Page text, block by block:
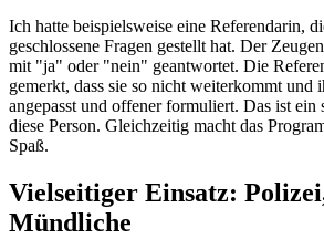
Ich hatte beispielsweise eine Referendarin,
geschlossene Fragen gestellt hat. Der
mit "ja" oder "nein" geantwortet. Die
gemerkt, dass sie so nicht weiterkommt und
angepasst und offener formuliert. Das ist
diese Person. Gleichzeitig macht das
Spaß.
Vielseitiger Einsatz:
Mündliche